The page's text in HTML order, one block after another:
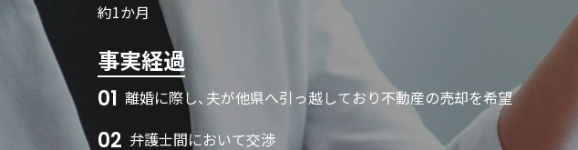
約1か月
事実経過
01 離婚に際し、夫が他県へ引っ越しており不動産の売却を希望
02 弁護士間において交渉